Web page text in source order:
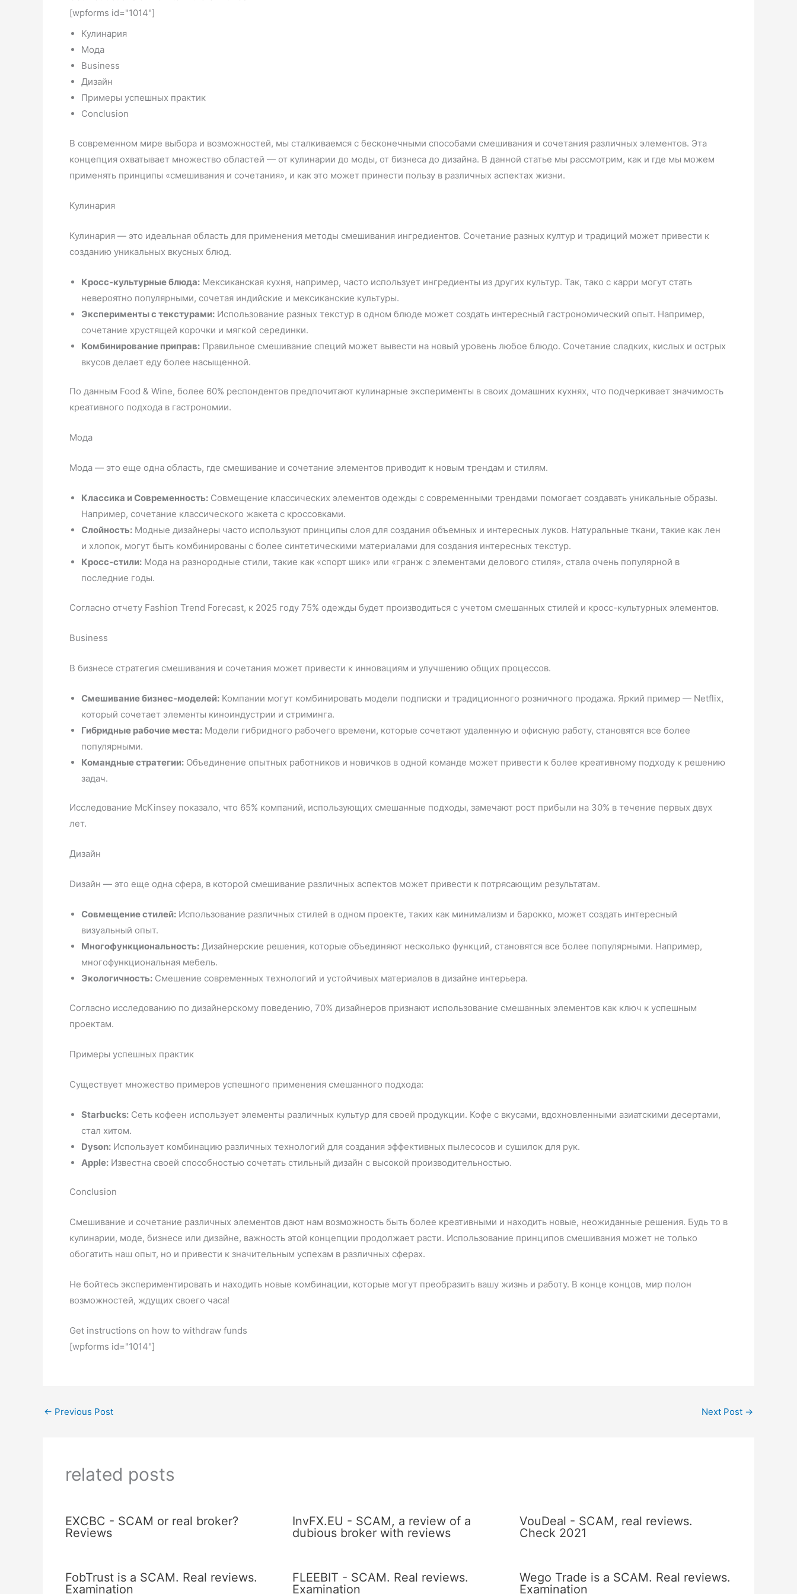
[wpforms id="1014"]
Кулинария
Мода
Business
Дизайн
Примеры успешных практик
Conclusion
В современном мире выбора и возможностей, мы сталкиваемся с бесконечными способами смешивания и сочетания различных элементов. Эта
концепция охватывает множество областей — от кулинарии до моды, от бизнеса до дизайна. В данной статье мы рассмотрим, как и где мы можем
применять принципы «смешивания и сочетания», и как это может принести пользу в различных аспектах жизни.
Кулинария
Кулинария — это идеальная область для применения методы смешивания ингредиентов. Сочетание разных култур и традиций может привести к
созданию уникальных вкусных блюд.
Кросс-культурные блюда: Мексиканская кухня, например, часто использует ингредиенты из других культур. Так, тако с карри могут стать
невероятно популярными, сочетая индийские и мексиканские культуры.
Эксперименты с текстурами: Использование разных текстур в одном блюде может создать интересный гастрономический опыт. Например,
сочетание хрустящей корочки и мягкой серединки.
Комбинирование приправ: Правильное смешивание специй может вывести на новый уровень любое блюдо. Сочетание сладких, кислых и острых
вкусов делает еду более насыщенной.
По данным Food & Wine, более 60% респондентов предпочитают кулинарные эксперименты в своих домашних кухнях, что подчеркивает значимость
креативного подхода в гастрономии.
Мода
Мода — это еще одна область, где смешивание и сочетание элементов приводит к новым трендам и стилям.
Классика и Современность: Совмещение классических элементов одежды с современными трендами помогает создавать уникальные образы.
Например, сочетание классического жакета с кроссовками.
Слойность: Модные дизайнеры часто используют принципы слоя для создания объемных и интересных луков. Натуральные ткани, такие как лен
и хлопок, могут быть комбинированы с более синтетическими материалами для создания интересных текстур.
Кросс-стили: Мода на разнородные стили, такие как «спорт шик» или «гранж с элементами делового стиля», стала очень популярной в
последние годы.
Согласно отчету Fashion Trend Forecast, к 2025 году 75% одежды будет производиться с учетом смешанных стилей и кросс-культурных элементов.
Business
В бизнесе стратегия смешивания и сочетания может привести к инновациям и улучшению общих процессов.
Смешивание бизнес-моделей: Компании могут комбинировать модели подписки и традиционного розничного продажа. Яркий пример — Netflix,
который сочетает элементы киноиндустрии и стриминга.
Гибридные рабочие места: Модели гибридного рабочего времени, которые сочетают удаленную и офисную работу, становятся все более
популярными.
Командные стратегии: Объединение опытных работников и новичков в одной команде может привести к более креативному подходу к решению
задач.
Исследование McKinsey показало, что 65% компаний, использующих смешанные подходы, замечают рост прибыли на 30% в течение первых двух
лет.
Дизайн
Dизайн — это еще одна сфера, в которой смешивание различных аспектов может привести к потрясающим результатам.
Совмещение стилей: Использование различных стилей в одном проекте, таких как минимализм и барокко, может создать интересный
визуальный опыт.
Многофункциональность: Дизайнерские решения, которые объединяют несколько функций, становятся все более популярными. Например,
многофункциональная мебель.
Экологичность: Смешение современных технологий и устойчивых материалов в дизайне интерьера.
Согласно исследованию по дизайнерскому поведению, 70% дизайнеров признают использование смешанных элементов как ключ к успешным
проектам.
Примеры успешных практик
Существует множество примеров успешного применения смешанного подхода:
Starbucks: Сеть кофеен использует элементы различных культур для своей продукции. Кофе с вкусами, вдохновленными азиатскими десертами,
стал хитом.
Dyson: Использует комбинацию различных технологий для создания эффективных пылесосов и сушилок для рук.
Apple: Известна своей способностью сочетать стильный дизайн с высокой производительностью.
Conclusion
Смешивание и сочетание различных элементов дают нам возможность быть более креативными и находить новые, неожиданные решения. Будь то в
кулинарии, моде, бизнесе или дизайне, важность этой концепции продолжает расти. Использование принципов смешивания может не только
обогатить наш опыт, но и привести к значительным успехам в различных сферах.
Не бойтесь экспериментировать и находить новые комбинации, которые могут преобразить вашу жизнь и работу. В конце концов, мир полон
возможностей, ждущих своего часа!
Get instructions on how to withdraw funds
[wpforms id="1014"]
← Previous Post Next Post →
related posts
EXCBC - SCAM or real broker?
Reviews
InvFX.EU - SCAM, a review of a
dubious broker with reviews
VouDeal - SCAM, real reviews.
Check 2021
FobTrust is a SCAM. Real reviews.
Examination
FLEEBIT - SCAM. Real reviews.
Examination
Wego Trade is a SCAM. Real reviews.
Examination